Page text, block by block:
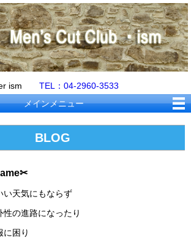
ism TEL：04-2960-3533
メインメニュー
BLOG
い天気にもならず
の進路になったり
に困り